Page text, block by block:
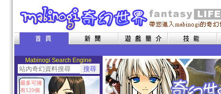
Mabinogi Search Engine
最多可擁
有120個